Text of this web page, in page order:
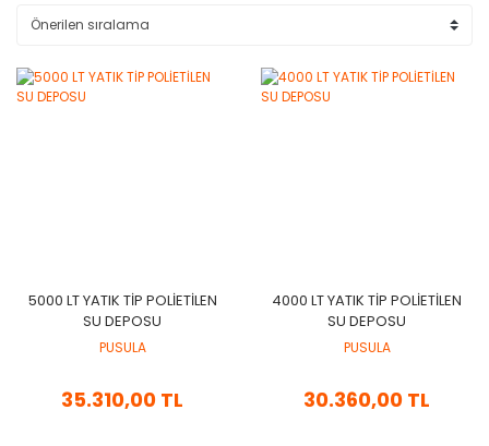
​​​​​5000 LT YATIK TİP POLİETİLEN
SU DEPOSU
PUSULA
35.310,00 TL
​​​​4000 LT YATIK TİP POLİETİLEN
SU DEPOSU
PUSULA
30.360,00 TL